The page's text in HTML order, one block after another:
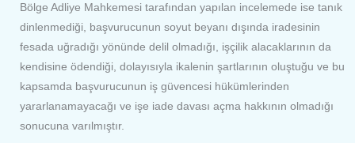
Bölge Adliye Mahkemesi tarafından yapılan incelemede ise tanık
dinlenmediği, başvurucunun soyut beyanı dışında iradesinin
fesada uğradığı yönünde delil olmadığı, işçilik alacaklarının da
kendisine ödendiği, dolayısıyla ikalenin şartlarının oluştuğu ve bu
kapsamda başvurucunun iş güvencesi hükümlerinden
yararlanamayacağı ve işe iade davası açma hakkının olmadığı
sonucuna varılmıştır.